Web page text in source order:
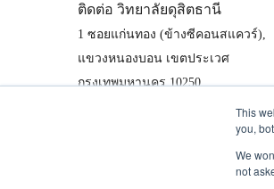
This
you,
We
not
ติดต่อ วิทยาลัยดุสิตธานี
1 ซอยแก่นทอง (ข้างซีคอนสแควร์),
แขวงหนองบอน เขตประเวศ
กรุงเทพมหานคร 10250
0-2361-7805, 0-2361-7811-3